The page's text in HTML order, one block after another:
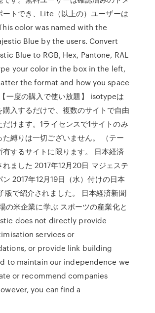
ートでき、Lite（以上の）ユーザーは
color was named with the
Blue by the users. Convert
Blue to RGB, Hex, Pantone, RAL
your color in the box in the left,
the format and how you space
一度の購入で使い放題】 isotypeは
購入するだけで、複数のサイトで自由
けます。1ライセンスで1サイトのみ
縛りは一切ございません。 （テー
有するサイトに限ります。 日本経済
れました 2017年12月20日 マジェステ
ン 2017年12月19日（水）付けの日本
版で紹介されました。 日本経済新聞
の米企業に学ぶ スポーツの産業化と
does not directly provide
services or
or provide link building
to maintain our independence we
or recommend companies
you can find a